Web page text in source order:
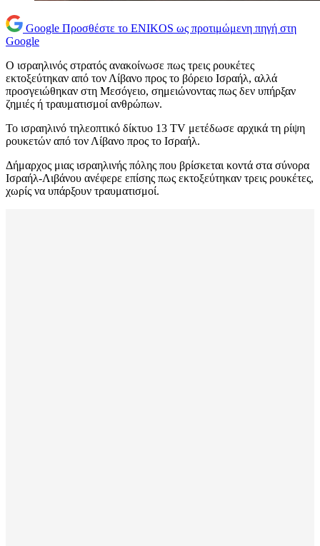
Google Προσθέστε το ENIKOS ως προτιμώμενη πηγή στη
Google
Ο ισραηλινός στρατός ανακοίνωσε πως τρεις ρουκέτες
εκτοξεύτηκαν από τον Λίβανο προς το βόρειο Ισραήλ, αλλά
προσγειώθηκαν στη Μεσόγειο, σημειώνοντας πως δεν υπήρξαν
ζημιές ή τραυματισμοί ανθρώπων.
Το ισραηλινό τηλεοπτικό δίκτυο 13 TV μετέδωσε αρχικά τη ρίψη
ρουκετών από τον Λίβανο προς το Ισραήλ.
Δήμαρχος μιας ισραηλινής πόλης που βρίσκεται κοντά στα σύνορα
Ισραήλ-Λιβάνου ανέφερε επίσης πως εκτοξεύτηκαν τρεις ρουκέτες,
χωρίς να υπάρξουν τραυματισμοί.